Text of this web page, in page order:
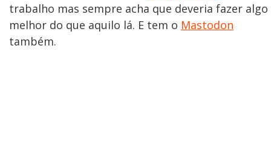
trabalho mas sempre acha que deveria fazer algo
melhor do que aquilo lá. E tem o Mastodon
também.